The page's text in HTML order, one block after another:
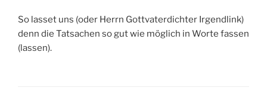
So lasset uns (oder Herrn Gottvaterdichter Irgendlink)
denn die Tatsachen so gut wie möglich in Worte fassen
(lassen).